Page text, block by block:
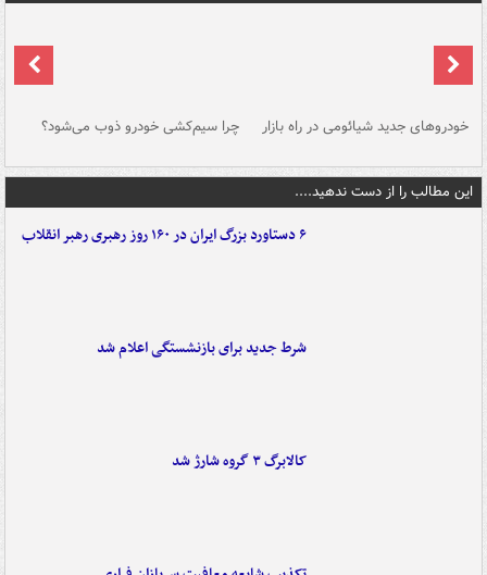
خودروهای جدید شیائومی در راه بازار چرا سیم‌کشی خودرو ذوب می‌شود؟
این مطالب را از دست ندهید....
۶ دستاورد بزرگ ایران در ۱۶۰ روز رهبری رهبر انقلاب
شرط جدید برای بازنشستگی اعلام شد
کالابرگ ۳ گروه شارژ شد